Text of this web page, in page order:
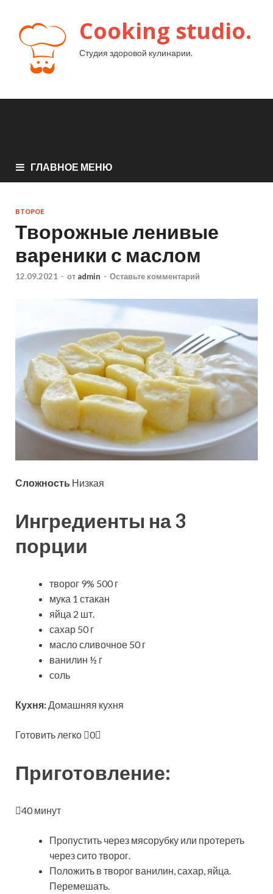
Cooking studio.
Студия здоровой кулинарии.
ГЛАВНОЕ МЕНЮ
ВТОРОЕ
Творожные ленивые
вареники с маслом
12.09.2021 - от admin - Оставьте комментарий
Сложность Низкая
Ингредиенты на 3
порции
творог 9% 500 г
мука 1 стакан
яйца 2 шт.
сахар 50 г
масло сливочное 50 г
ванилин ½ г
соль
Кухня:Домашняя кухня
Готовить легко 0
Приготовление:
40 минут
Пропустить через мясорубку или протереть
через сито творог.
Положить в творог ванилин, сахар, яйца.
Перемешать.